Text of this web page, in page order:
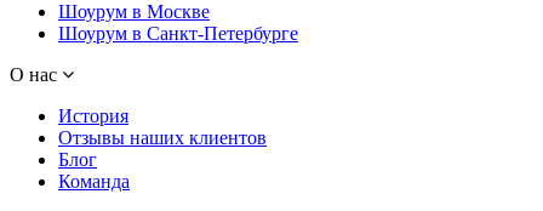
Шоурум в Москве
Шоурум в Санкт-Петербурге
О нас
История
Отзывы наших клиентов
Блог
Команда